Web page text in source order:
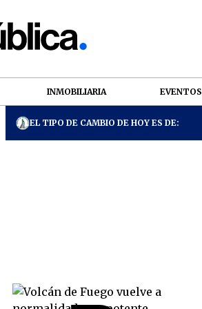
INMOBILIARIA EVENTOS
EL TIPO DE CAMBIO DE HOY ES DE: